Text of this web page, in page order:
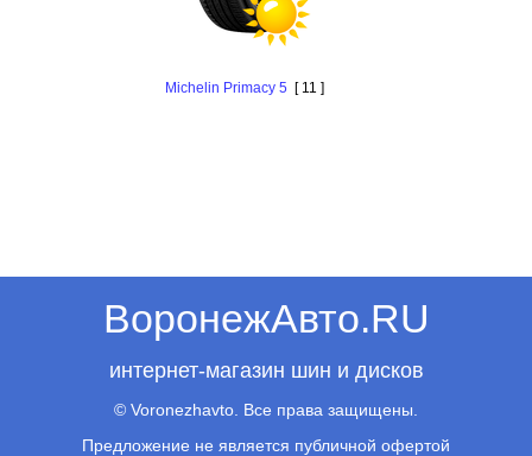
Michelin Primacy 5 [ 11 ]
ВоронежАвто.RU
интернет-магазин шин и дисков
© Voronezhavto. Все права защищены.
Предложение не является публичной офертой